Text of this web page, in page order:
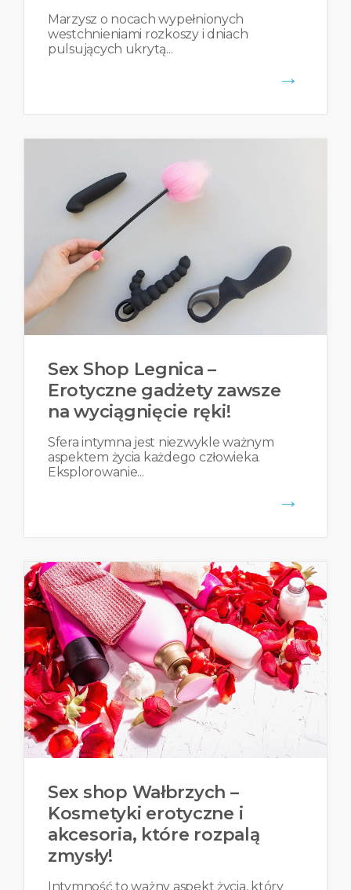
Marzysz o nocach wypełnionych
westchnieniami rozkoszy i dniach
pulsujących ukrytą...
→
Sex Shop Legnica –
Erotyczne gadżety zawsze
na wyciągnięcie ręki!
Sfera intymna jest niezwykle ważnym
aspektem życia każdego człowieka.
Eksplorowanie...
→
Sex shop Wałbrzych –
Kosmetyki erotyczne i
akcesoria, które rozpalą
zmysły!
Intymność to ważny aspekt życia, który